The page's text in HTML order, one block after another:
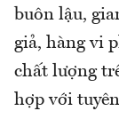
buôn lậu,
giả, hàng vi
chất lượng
hợp với